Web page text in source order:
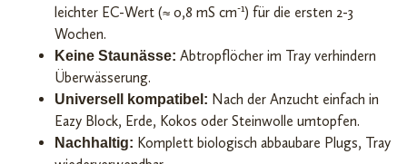
leichter EC-Wert (≈ 0,8 mS cm-1) für die ersten 2-3
Wochen.
Keine Staunässe: Abtropflöcher im Tray verhindern
Überwässerung.
Universell kompatibel: Nach der Anzucht einfach in
Eazy Block, Erde, Kokos oder Steinwolle umtopfen.
Nachhaltig: Komplett biologisch abbaubare Plugs, Tray